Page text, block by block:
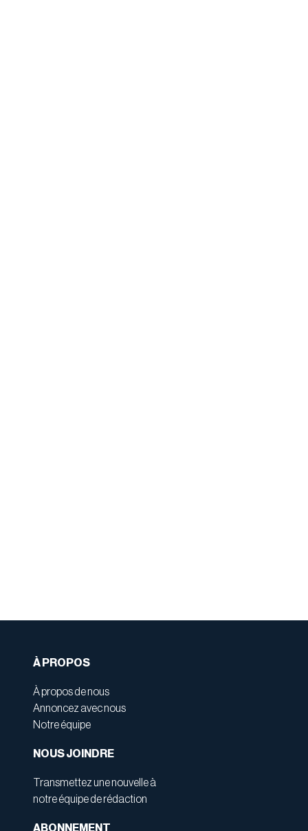
À PROPOS
À propos de nous
Annoncez avec nous
Notre équipe
NOUS JOINDRE
Transmettez une nouvelle à
notre équipe de rédaction
ABONNEMENT